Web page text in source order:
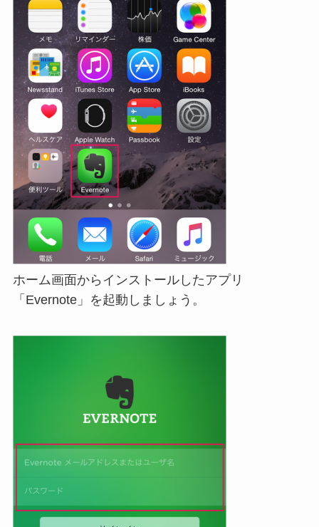
ホーム画面からインストールしたアプリ
「Evernote」を起動しましょう。